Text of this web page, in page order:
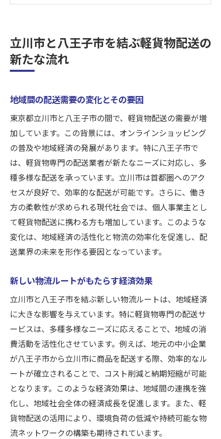
未来を見据えた配送業界の展望
八王子市軽貨物専門配送が立川市で注目される
専門配送のメリットと需要の拡大
立川市での効率的な運営方法
配送業者としての信頼性の向上
多様な配送ニーズに応える柔軟性
技術革新と配送業の進化
地域の経済活性化に貢献する配送業
多種多様な配送ニーズに応える立川市の軽貨物
の魅力
顧客ニーズに特化したサービス提供
地域特有の配送課題とその解決策
立川市を拠点とする配送ネットワークの構
築
バラエティ豊かな配送オプションの提案
持続可能な配送サービスの実現
立川市の地理的利便性が八王子市の配送に与え
る影響
都市間アクセスの良さを活かした配送
立川市の戦略的立地の活用法
効率的な物流ルートの設計
都市の地理的特徴と配送の結びつき
立川市と八王子市を結ぶ軽貨物配送の
新たな流れ
地域間の配送需要の変化とその要因
東京都立川市と八王子市の間で、軽貨物配送の需要が増
加しています。この背景には、オンラインショッピング
の普及や地域経済の発展があります。特に八王子市で
は、軽貨物専門の配送業者が新たなニーズに対応し、多
種多様な配送を承っています。立川市は首都圏へのアク
セスが良好で、効率的な配送が可能です。さらに、働き
方の柔軟性が求められる現代社会では、個人事業主とし
て軽貨物配送に携わる方も増加しています。このような
変化は、地域経済の活性化と物流の効率化を促進し、配
送業界の未来を形作る要因となっています。
新しい物流ルートがもたらす経済効果
立川市と八王子市を結ぶ新しい物流ルートは、地域経済
に大きな影響を与えています。特に軽貨物専門の配送サ
ービスは、多種多様なニーズに応えることで、地域の消
費活動を活性化させています。例えば、地元の中小企業
が八王子市から立川市に商品を配送する際、効率的なル
ートが確立されることで、コスト削減と納期短縮が可能
となります。このような経済効果は、地域間の連携を強
化し、地域社会全体の経済成長を促進します。また、軽
貨物配送の活用により、環境負荷の低減や持続可能な物
流ネットワークの構築も期待されています。